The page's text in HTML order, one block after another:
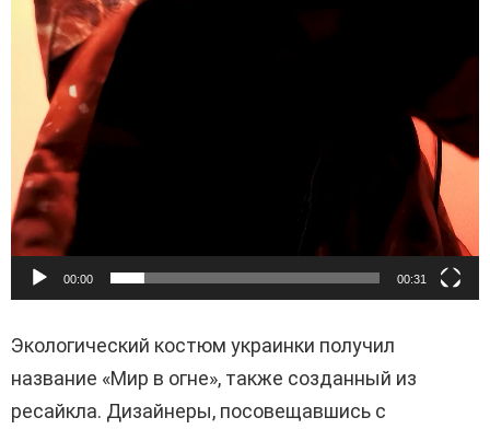
00:00 00:31
Экологический костюм украинки получил
название «Мир в огне», также созданный из
ресайкла. Дизайнеры, посовещавшись с